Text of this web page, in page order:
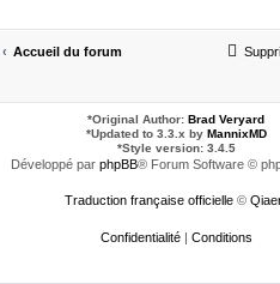
Accueil du forum
*Original Author: Brad Veryard
*Updated to 3.3.x by MannixMD
*Style version: 3.4.5
Développé par phpBB® Forum Software ©
Traduction française officielle©
Confidentialité | Conditions